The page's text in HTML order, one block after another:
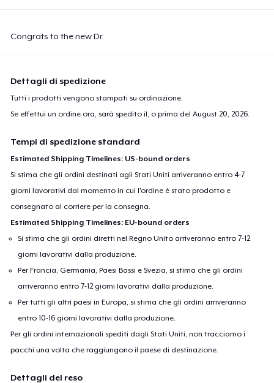
Congrats to the new Dr
Dettagli di spedizione
Tutti i prodotti vengono stampati su ordinazione.
Se effettui un ordine ora, sarà spedito il, o prima delAugust 20, 2026.
Tempi di spedizione standard
Estimated Shipping Timelines: US-bound orders
Si stima che gli ordini destinati agli Stati Uniti arriveranno entro 4-7
giorni lavorativi dal momento in cui l'ordine è stato prodotto e
consegnato al corriere per la consegna.
Estimated Shipping Timelines: EU-bound orders
Si stima che gli ordini diretti nel Regno Unito arriveranno entro 7-12
giorni lavorativi dalla produzione.
Per Francia, Germania, Paesi Bassi e Svezia, si stima che gli ordini
arriveranno entro 7-12 giorni lavorativi dalla produzione.
Per tutti gli altri paesi in Europa, si stima che gli ordini arriveranno
entro 10-16 giorni lavorativi dalla produzione.
Per gli ordini internazionali spediti dagli Stati Uniti, non tracciamo i
pacchi una volta che raggiungono il paese di destinazione.
Dettagli del reso